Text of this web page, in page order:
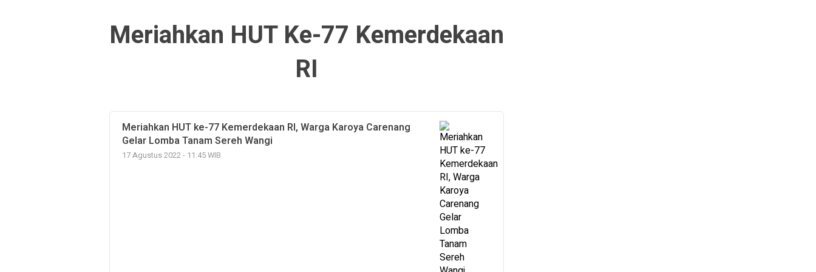
Meriahkan HUT Ke-77 Kemerdekaan
RI
Meriahkan HUT ke-77 Kemerdekaan RI, Warga Karoya Carenang
Gelar Lomba Tanam Sereh Wangi
17 Agustus 2022 - 11:45 WIB